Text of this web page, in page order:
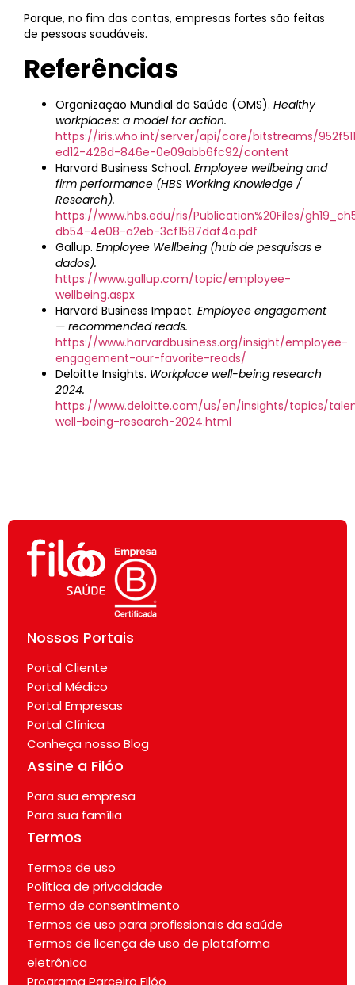
Porque, no fim das contas, empresas fortes são feitas
de pessoas saudáveis.
Referências
Organização Mundial da Saúde (OMS). Healthy
workplaces: a model for action.
https://iris.who.int/server/api/core/bitstreams/
ed12-428d-846e-0e09abb6fc92/content
Harvard Business School. Employee wellbeing and
firm performance (HBS Working Knowledge /
Research).
https://www.hbs.edu/ris/Publication%20Files/
db54-4e08-a2eb-3cf1587daf4a.pdf
Gallup. Employee Wellbeing (hub de pesquisas e
dados).
https://www.gallup.com/topic/employee-
wellbeing.aspx
Harvard Business Impact. Employee engagement
— recommended reads.
https://www.harvardbusiness.org/insight/employee-
engagement-our-favorite-reads/
Deloitte Insights. Workplace well-being research
2024.
https://www.deloitte.com/us/en/insights/topics/
well-being-research-2024.html
Nossos Portais
Portal Cliente
Portal Médico
Portal Empresas
Portal Clínica
Conheça nosso Blog
Assine a Filóo
Para sua empresa
Para sua família
Termos
Termos de uso
Política de privacidade
Termo de consentimento
Termos de uso para profissionais da saúde
Termos de licença de uso de plataforma
eletrônica
Programa Parceiro Filóo